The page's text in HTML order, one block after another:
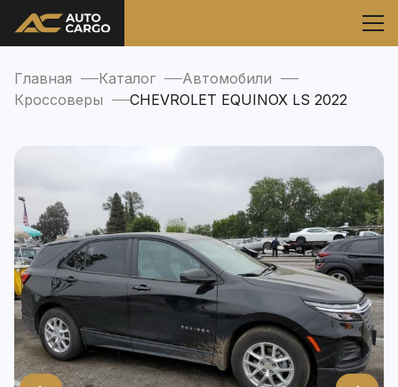
Главная Каталог
Автомобили
Кроссоверы
CHEVROLET EQUINOX LS 2022